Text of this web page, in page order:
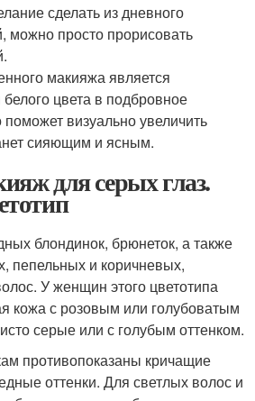
сделать из дневного
можно просто прорисовать
макияжа является
цвета в подбровное
визуально увеличить
сияющим и ясным.
для серых глаз.
блондинок, брюнеток, а также
пепельных и коричневых,
У женщин этого цветотипа
кожа с розовым или голубоватым
серые или с голубым оттенком.
противопоказаны кричащие
оттенки. Для светлых волос и